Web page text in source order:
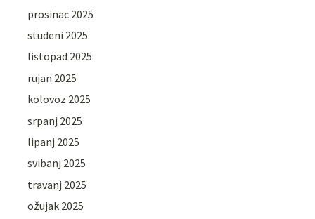
prosinac 2025
studeni 2025
listopad 2025
rujan 2025
kolovoz 2025
srpanj 2025
lipanj 2025
svibanj 2025
travanj 2025
ožujak 2025